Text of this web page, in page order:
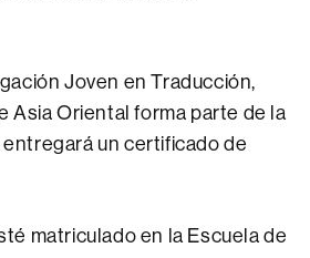
Joven en Traducción,
Asia Oriental forma parte de la
un certificado de
matriculado en la Escuela de